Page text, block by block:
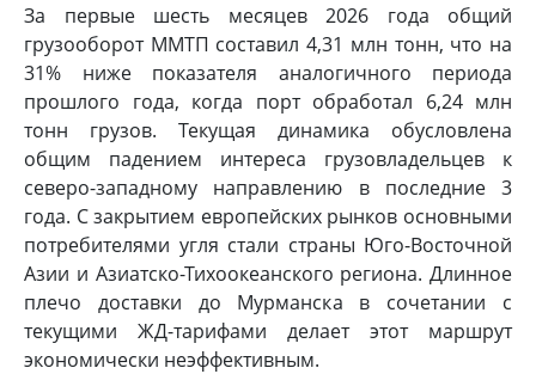
За первые шесть месяцев 2026 года общий
грузооборот ММТП составил 4,31 млн тонн, что на
31% ниже показателя аналогичного периода
прошлого года, когда порт обработал 6,24 млн
тонн грузов. Текущая динамика обусловлена
общим падением интереса грузовладельцев к
северо-западному направлению в последние 3
года. С закрытием европейских рынков основными
потребителями угля стали страны Юго-Восточной
Азии и Азиатско-Тихоокеанского региона. Длинное
плечо доставки до Мурманска в сочетании с
текущими ЖД-тарифами делает этот маршрут
экономически неэффективным.